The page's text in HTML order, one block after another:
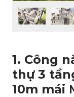
1. Công
thự 3
10m mái